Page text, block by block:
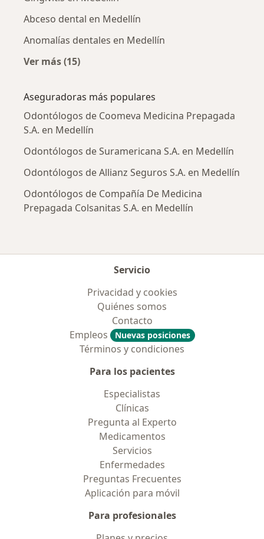
Abceso dental en Medellín
Anomalías dentales en Medellín
Ver más (15)
Aseguradoras más populares
Odontólogos de Coomeva Medicina Prepagada
S.A. en Medellín
Odontólogos de Suramericana S.A. en Medellín
Odontólogos de Allianz Seguros S.A. en Medellín
Odontólogos de Compañía De Medicina
Prepagada Colsanitas S.A. en Medellín
Servicio
Privacidad y cookies
Quiénes somos
Contacto
Empleos
Nuevas posiciones
Términos y condiciones
Para los pacientes
Especialistas
Clínicas
Pregunta al Experto
Medicamentos
Servicios
Enfermedades
Preguntas Frecuentes
Aplicación para móvil
Para profesionales